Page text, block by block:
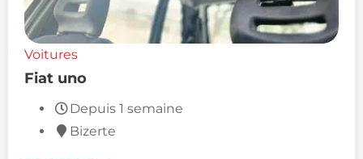
Voitures
Fiat uno
Depuis 1 semaine
Bizerte